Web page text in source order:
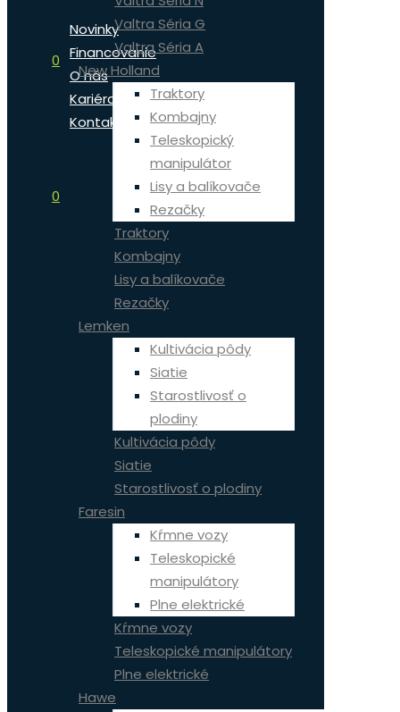
0
Novinky
Financovanie
O nás
Kariéra
Kontakt
0
Valtra Séria G
Valtra Séria A
New Holland
Traktory
Kombajny
Teleskopický
manipulátor
Lisy a balíkovače
Rezačky
Traktory
Kombajny
Lisy a balíkovače
Rezačky
Lemken
Kultivácia pôdy
Siatie
Starostlivosť o
plodiny
Kultivácia pôdy
Siatie
Starostlivosť o plodiny
Faresin
Kŕmne vozy
Teleskopické
manipulátory
Plne elektrické
Kŕmne vozy
Teleskopické manipulátory
Plne elektrické
Hawe